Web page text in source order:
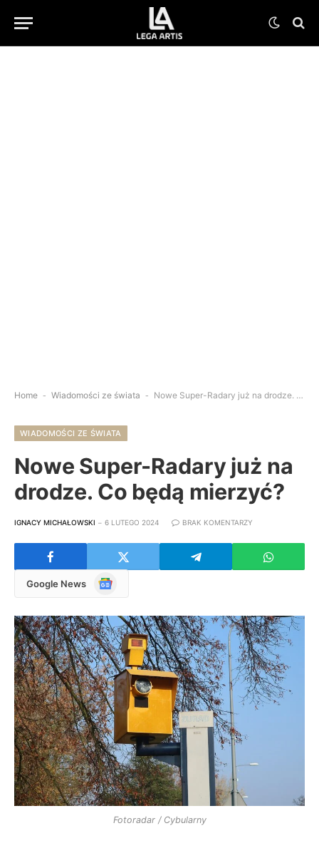
Home - Wiadomości ze świata - Nowe Super-Radary już na drodze. Co będą mierzyć?
WIADOMOŚCI ZE ŚWIATA
Nowe Super-Radary już na
drodze. Co będą mierzyć?
IGNACY MICHAŁOWSKI 6 LUTEGO 2024 BRAK KOMENTARZY
Google News
Google
Fotoradar / Cybularny